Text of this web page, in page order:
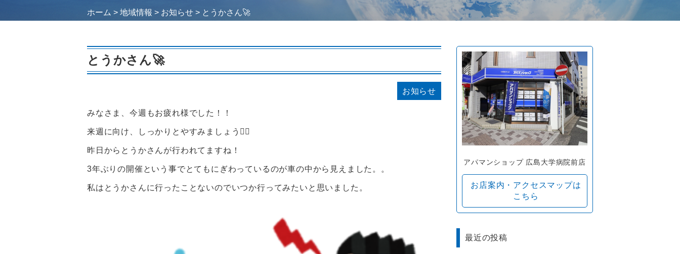
ホーム > 地域情報 > お知らせ > とうかさん🚀
とうかさん🚀
お知らせ
みなさま、今週もお疲れ様でした！！
来週に向け、しっかりとやすみましょう🤦‍♂️
昨日からとうかさんが行われてますね！
3年ぶりの開催という事でとてもにぎわっているのが車の中から見えました。。
私はとうかさんに行ったことないのでいつか行ってみたいと思いました。
アパマンショップ 広島大学病院前店
お店案内・アクセスマップは
こちら
最近の投稿